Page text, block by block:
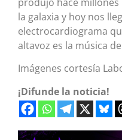
la galaxia y hoy nos
electrocardiograma
altavoz es la música
Imágenes cortesía
¡Difunde la noticia!